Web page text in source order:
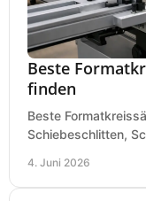
Beste
finden
Beste
Schiebeschlitten,
4. Juni 2026